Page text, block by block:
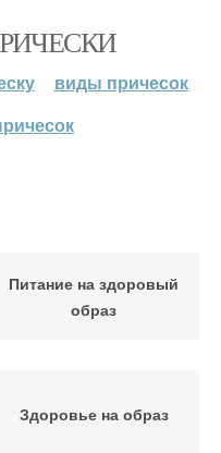
виды причесок
Питание на здоровый
образ
Здоровье на образ